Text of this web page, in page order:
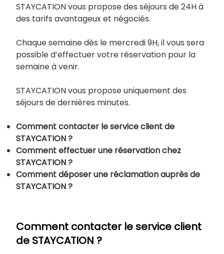
STAYCATION vous propose des séjours de 24H à
des tarifs avantageux et négociés.
Chaque semaine dès le mercredi 9H, il vous sera
possible d’effectuer votre réservation pour la
semaine à venir.
STAYCATION vous propose uniquement des
séjours de dernières minutes.
Comment contacter le service client de
STAYCATION ?
Comment effectuer une réservation chez
STAYCATION ?
Comment déposer une réclamation auprès de
STAYCATION ?
Comment contacter le service client
de STAYCATION ?